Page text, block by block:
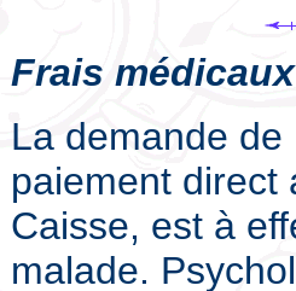
Frais
La demande
paiement direct
Caisse, est à
malade.